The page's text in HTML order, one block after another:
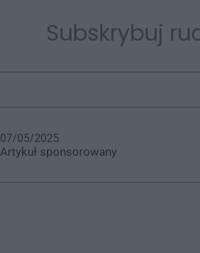
Subskrybuj
07/05/2025
Artykuł sponsorowany